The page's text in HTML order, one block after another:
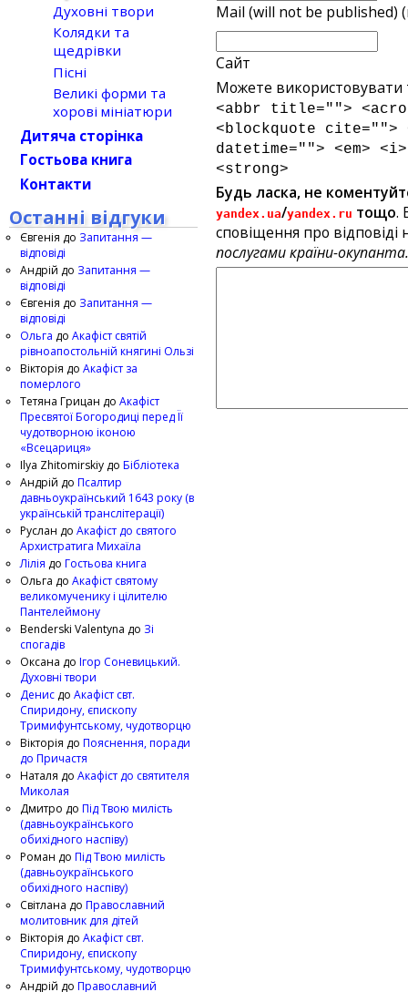
Mail (will not be published)
Сайт
Можете використовувати
<abbr title="">
<blockquote cite="">
datetime=""> <em>
<strong>
Будь ласка, не
yandex.ua/yandex.ru тощо.
сповіщення про відповіді
послугами країни-
Духовні твори
Колядки та
щедрівки
Пісні
Великі форми та
хорові мініатюри
Дитяча сторінка
Гостьова книга
Контакти
Останні відгуки
Євгенія до Запитання —
відповіді
Андрій до Запитання —
відповіді
Євгенія до Запитання —
відповіді
Ольга до Акафіст святій
рівноапостольній княгині Ользі
Вікторія до Акафіст за
померлого
Тетяна Грицан до Акафіст
Пресвятої Богородиці перед Її
чудотворною іконою
«Всецариця»
Ilya Zhitomirskiy до Бібліотека
Андрій до Псалтир
давньоукраїнський 1643 року (в
українській транслітерації)
Руслан до Акафіст до святого
Архистратига Михаїла
Лілія до Гостьова книга
Ольга до Акафіст святому
великомученику і цілителю
Пантелеймону
Benderski Valentyna до Зі
спогадів
Оксана до Ігор Соневицький.
Духовні твори
Денис до Акафіст свт.
Спиридону, єпископу
Тримифунтському, чудотворцю
Вікторія до Пояснення, поради
до Причастя
Наталя до Акафіст до святителя
Миколая
Дмитро до Під Твою милість
(давньоукраїнського
обихідного наспіву)
Роман до Під Твою милість
(давньоукраїнського
обихідного наспіву)
Світлана до Православний
молитовник для дітей
Вікторія до Акафіст свт.
Спиридону, єпископу
Тримифунтському, чудотворцю
Андрій до Православний